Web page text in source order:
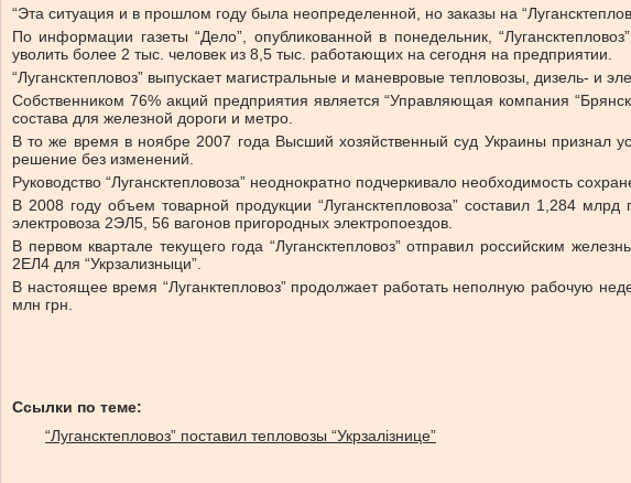
“Эта ситуация и в прошлом году была неопределенной, но заказы на
По информации газеты “Дело”, опубликованной в понедельник,
уволить более 2 тыс. человек из 8,5 тыс. работающих на сегодня на предприятии.
“Лугансктепловоз” выпускает магистральные и маневровые тепловозы, дизель- и
Собственником 76% акций предприятия является “Управляющая компания
состава для железной дороги и метро.
В то же время в ноябре 2007 года Высший хозяйственный суд Украины признал
решение без изменений.
Руководство “Лугансктепловоза” неоднократно подчеркивало необходимость
В 2008 году объем товарной продукции “Лугансктепловоза” составил 1,284
электровоза 2ЭЛ5, 56 вагонов пригородных электропоездов.
В первом квартале текущего года “Лугансктепловоз” отправил российским
2ЕЛ4 для “Укрзализныци”.
В настоящее время “Луганктепловоз” продолжает работать неполную рабочую
млн грн.
Ссылки по теме:
“Лугансктепловоз” поставил тепловозы “Укрзалізнице”